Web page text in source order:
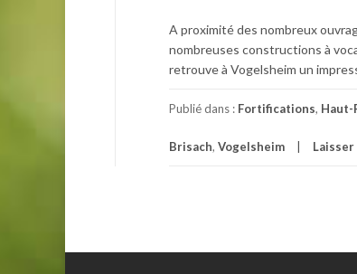
A proximité des nombreux
nombreuses constructions à
retrouve à Vogelsheim un
Publié dans : Fortifications, Haut-
Brisach, Vogelsheim